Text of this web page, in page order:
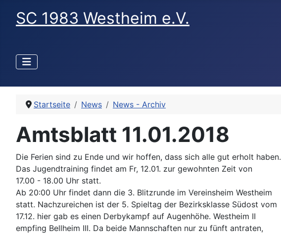
SC 1983 Westheim e.V.
Startseite News News - Archiv
Amtsblatt 11.01.2018
Die Ferien sind zu Ende und wir hoffen, dass sich alle gut erholt haben.
Das Jugendtraining findet am Fr, 12.01. zur gewohnten Zeit von
17.00 - 18.00 Uhr statt.
Ab 20:00 Uhr findet dann die 3. Blitzrunde im Vereinsheim Westheim
statt. Nachzureichen ist der 5. Spieltag der Bezirksklasse Südost vom
17.12. hier gab es einen Derbykampf auf Augenhöhe. Westheim II
empfing Bellheim III. Da beide Mannschaften nur zu fünft antraten,